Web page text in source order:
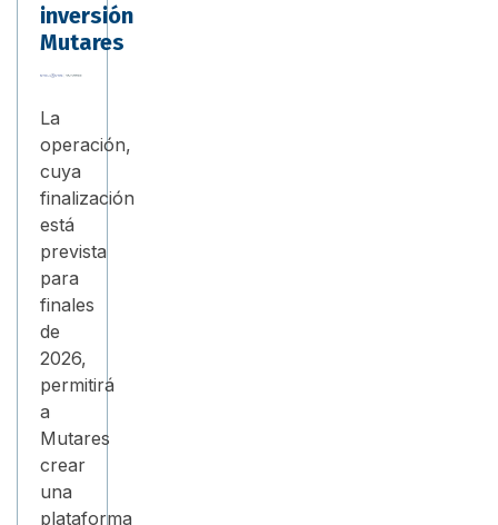
inversión
Mutares
La
operación,
cuya
finalización
está
prevista
para
finales
de
2026,
permitirá
a
Mutares
crear
una
plataforma